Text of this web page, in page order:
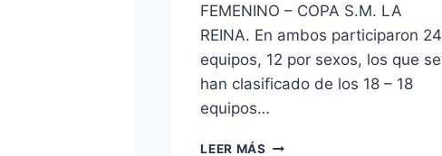
FEMENINO – COPA S.M. LA
REINA. En ambos participaron 24
equipos, 12 por sexos, los que se
han clasificado de los 18 – 18
equipos…
LEER MÁS CAMPEONATO